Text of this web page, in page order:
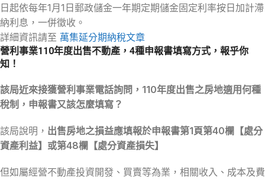
日起依每年1月1日郵政儲金一年期定期儲金固定利率按日加計滯
納利息，一併徵收。
詳細資訊請至 萬集延分期納稅文章
營利事業110年度出售不動產，4種申報書填寫方式，報乎你
知！
該局近來接獲營利事業電話詢問，110年度出售之房地適用何種
稅制，申報書又該怎麼填寫？
該局說明， 出售房地之損益應填報於申報書第1頁第40欄【處分
資產利益】或第48欄【處分資產損失】
但如屬經營不動產投資開發、買賣等為業，相關收入、成本及費